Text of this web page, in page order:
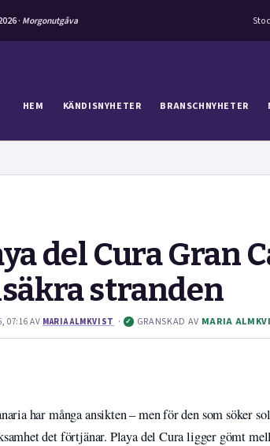
· Morgonutgåva
HEM KÄNDISNYHETER BRANSCHNYHETER
del Cura Gran
stranden
07:16 AV MARIA ALMKVIST · ✓ GRANSKAD AV MARIA
har många ansikten – men för den som söker
det förtjänar. Playa del Cura ligger gömt